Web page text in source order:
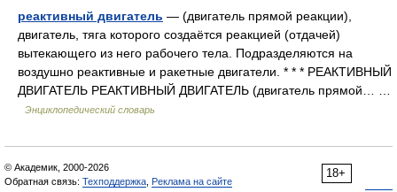
реактивный двигатель — (двигатель прямой реакции),
двигатель, тяга которого создаётся реакцией (отдачей)
вытекающего из него рабочего тела. Подразделяются на
воздушно реактивные и ракетные двигатели. * * * РЕАКТИВНЫЙ
ДВИГАТЕЛЬ РЕАКТИВНЫЙ ДВИГАТЕЛЬ (двигатель прямой… …
Энциклопедический словарь
18+
© Академик, 2000-2026
Обратная связь: Техподдержка Реклама на сайте